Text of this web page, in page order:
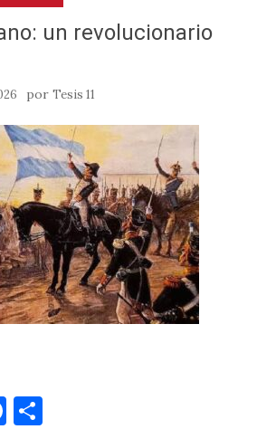
un revolucionario
por Tesis 11
F